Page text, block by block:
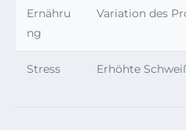
Ernähru
ng
Variation des
Stress Erhöhte